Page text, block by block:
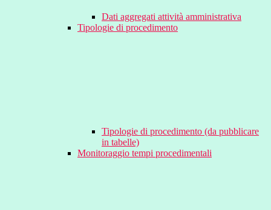
Dati aggregati attività amministrativa
Tipologie di procedimento
Tipologie di procedimento (da pubblicare
in tabelle)
Monitoraggio tempi procedimentali